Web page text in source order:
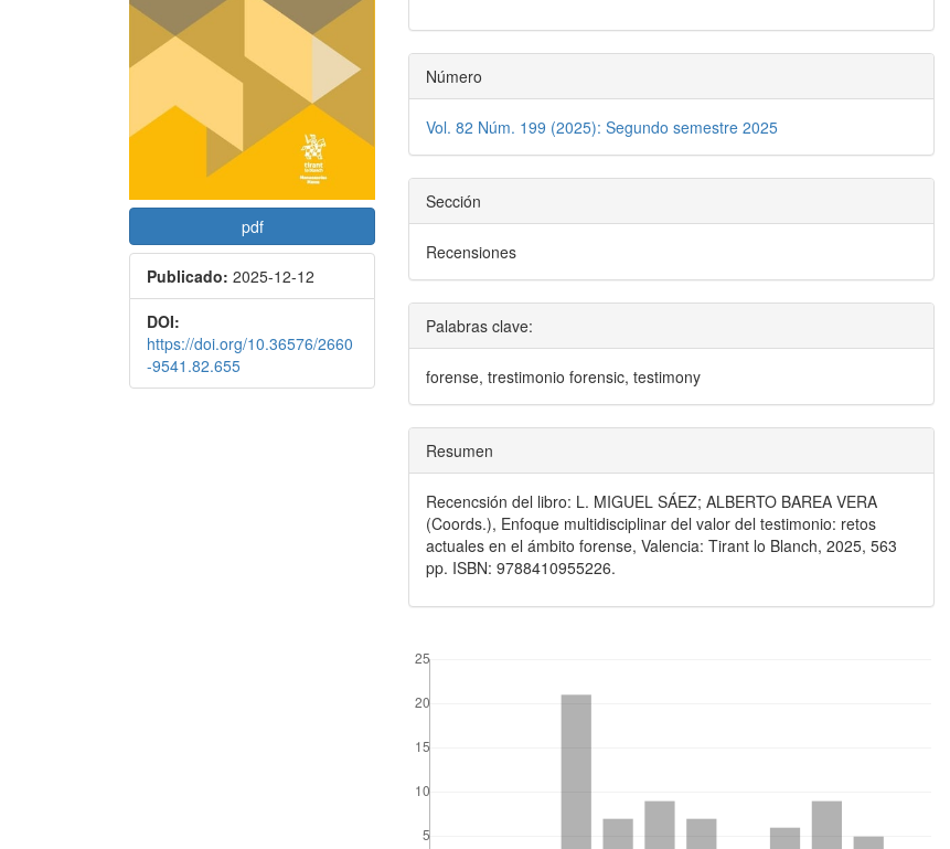
pdf
Publicado: 2025-12-12
DOI:
https://doi.org/10.36576/2660
-9541.82.655
Número
Vol. 82 Núm. 199 (2025): Segundo semestre 2025
Sección
Recensiones
Palabras clave:
forense, trestimonio forensic, testimony
Resumen
Recencsión del libro: L. MIGUEL SÁEZ; ALBERTO BAREA VERA
(Coords.), Enfoque multidisciplinar del valor del testimonio: retos
actuales en el ámbito forense, Valencia: Tirant lo Blanch, 2025, 563
pp. ISBN: 9788410955226.